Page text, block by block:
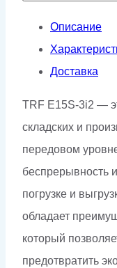
Описание
Доставка
TRF E15S-3i2 —
складских и
передовом
беспрерывность
погрузке и
обладает
который
предотвратить